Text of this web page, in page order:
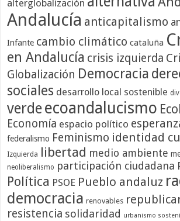
alterglobalización
Andalucía anticapitalismo
Infante cambio climático cataluña
en Andalucía crisis izquierda
Globalización Democracia
sociales desarrollo local sostenible
verdeecoandalucismo
Economía espacio político
federalismo Feminismo identidad
Izquierda libertad medio ambiente
neoliberalismo participación ciudadana
Política PSOE Pueblo andaluz
democracia renovables
resistencia solidaridad urbanismo